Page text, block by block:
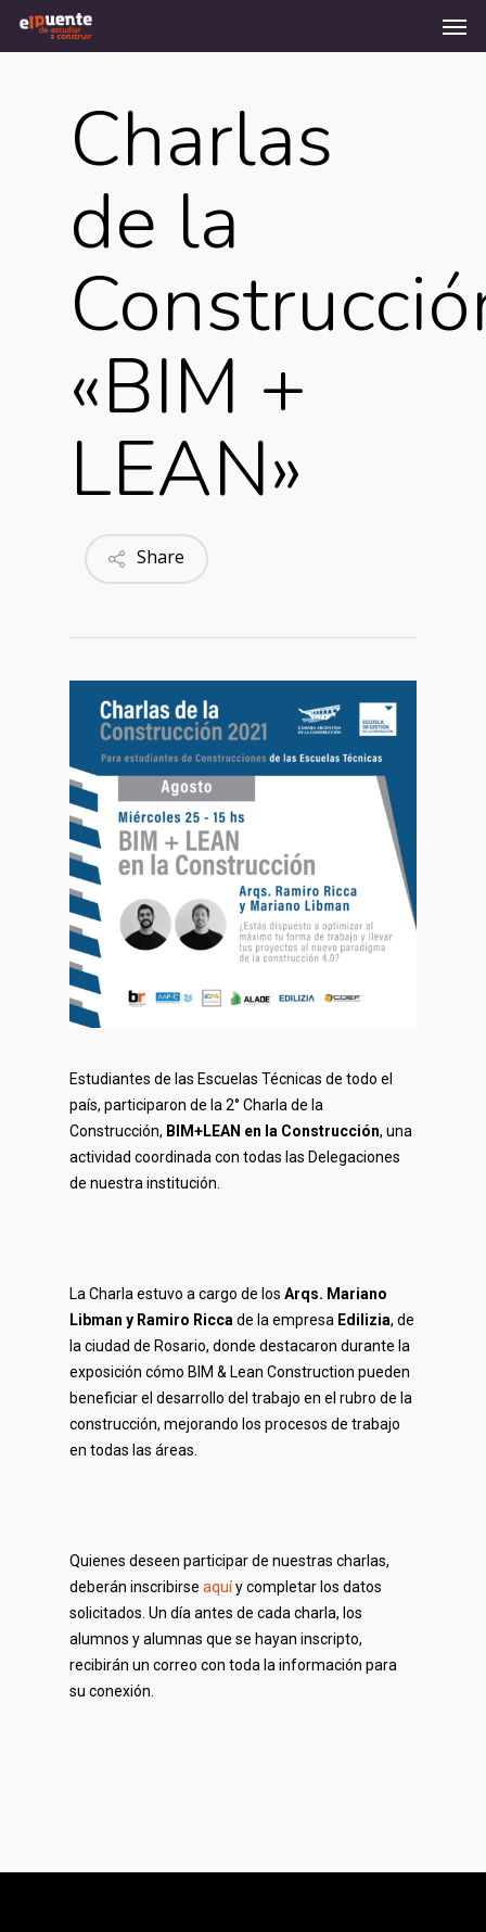
Charlas
de la
«BIM +
LEAN»
Share
Estudiantes de las Escuelas Técnicas de todo el
país, participaron de la 2° Charla de la
Construcción, BIM+LEAN en la Construcción, una
actividad coordinada con todas las Delegaciones
de nuestra institución.
La Charla estuvo a cargo de losArqs. Mariano
Libman y Ramiro Ricca de la empresa Edilizia, de
la ciudad de Rosario, donde destacaron durante la
exposición cómo BIM & Lean Construction pueden
beneficiar el desarrollo del trabajo en el rubro de la
construcción, mejorando los procesos de trabajo
en todas las áreas.
Quienes deseen participar de nuestras charlas,
deberán inscribirseaquíy completar los datos
solicitados. Un día antes de cada charla, los
alumnos y alumnas que se hayan inscripto,
recibirán un correo con toda la información para
su conexión.